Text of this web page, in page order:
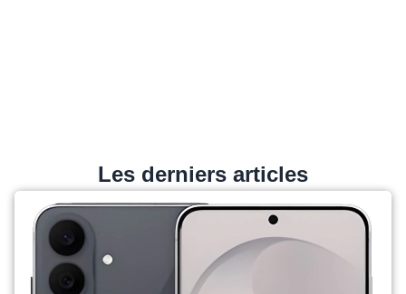
Les derniers articles